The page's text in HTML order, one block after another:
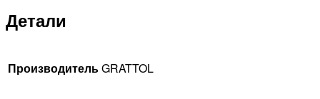
Детали
ПроизводительGRATTOL